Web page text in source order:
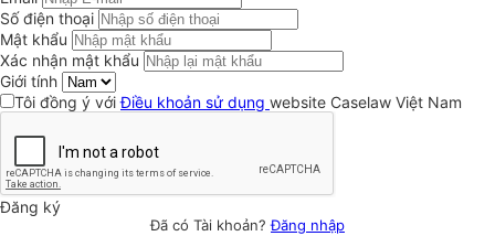
Số điện thoại
Mật khẩu
Xác nhận mật khẩu
Giới tính
Tôi đồng ý vớiĐiều khoản sử dụng website Caselaw Việt Nam
Đăng ký
Đã có Tài khoản?Đăng nhập